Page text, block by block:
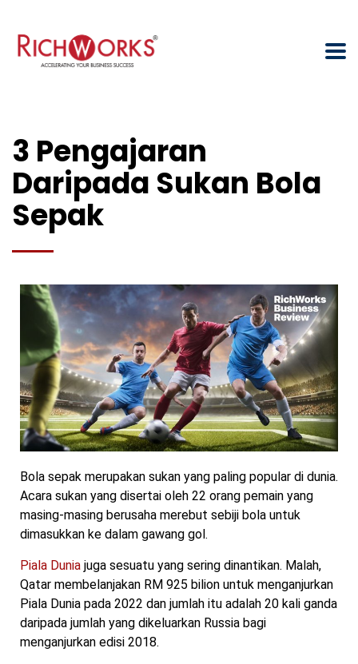
3 Pengajaran
Daripada Sukan Bola
Sepak
Bola sepak merupakan sukan yang paling popular di dunia.
Acara sukan yang disertai oleh 22 orang pemain yang
masing-masing berusaha merebut sebiji bola untuk
dimasukkan ke dalam gawang gol.
Piala Dunia juga sesuatu yang sering dinantikan. Malah,
Qatar membelanjakan RM 925 bilion untuk menganjurkan
Piala Dunia pada 2022 dan jumlah itu adalah 20 kali ganda
daripada jumlah yang dikeluarkan Russia bagi
menganjurkan edisi 2018.